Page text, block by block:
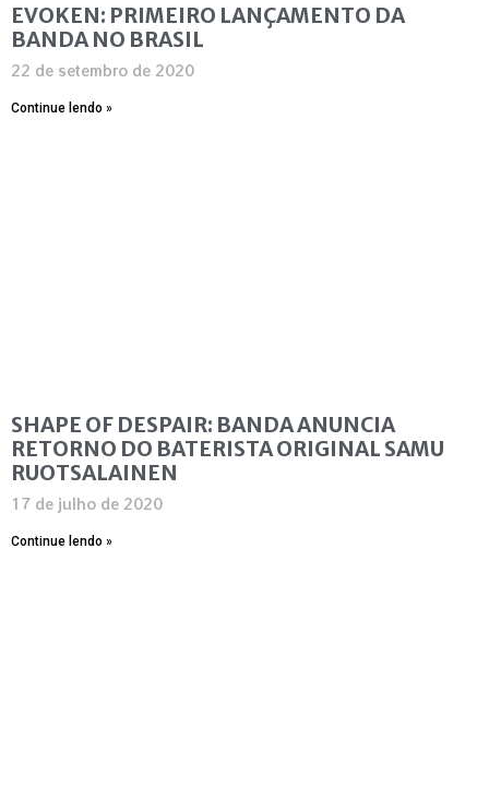
EVOKEN: PRIMEIRO LANÇAMENTO DA
BANDA NO BRASIL
22 de setembro de 2020
Continue lendo »
SHAPE OF DESPAIR: BANDA ANUNCIA
RETORNO DO BATERISTA ORIGINAL SAMU
RUOTSALAINEN
17 de julho de 2020
Continue lendo »